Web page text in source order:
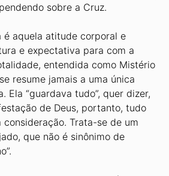
sobre a Cruz.
é aquela atitude corporal e
e expectativa para com a
entendida como Mistério
resume jamais a uma única
Ela “guardava tudo”, quer dizer,
de Deus, portanto, tudo
Trata-se de um
que não é sinônimo de